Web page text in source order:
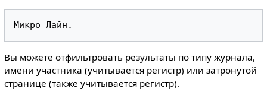
Вы можете отфильтровать результаты по типу журнала,
имени участника (учитывается регистр) или затронутой
странице (также учитывается регистр).